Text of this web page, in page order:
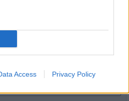
Access Privacy Policy